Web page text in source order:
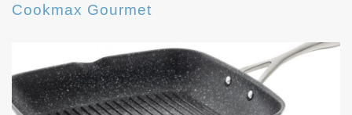
Cookmax Gourmet